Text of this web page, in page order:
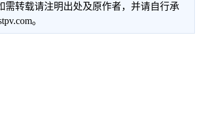
需转载请注明出处及原作者，并请自行承
。